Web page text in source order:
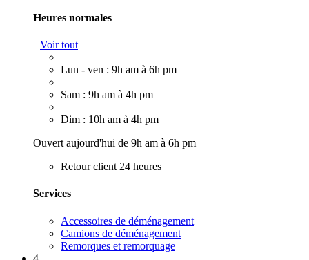
Heures normales
Voir tout
Lun - ven : 9h am à 6h pm
Sam : 9h am à 4h pm
Dim : 10h am à 4h pm
Ouvert aujourd'hui de 9h am à 6h pm
Retour client 24 heures
Services
Accessoires de déménagement
Camions de déménagement
Remorques et remorquage